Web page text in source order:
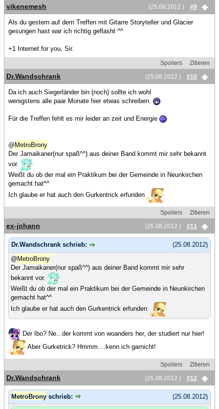
(25.08.2012 ) #9
vikenemesh
Als du gestern auf dem Treffen mit Gitarre Storyteller und Glacier
gesungen hast war ich richtig geflasht ^^
+1 Internet for you, Sir.
Spoilers
Zitieren
(25.08.2012 )
#10
Dr.Wandschrank
Da ich auch Siegerländer bin (noch) sollte ich wohl
wenigstens alle paar Monate hier etwas schreiben.
Für die Treffen fehlt es mir leider an zeit und Energie
@ MetroBrony
Der Jamaikaner(nur spaß^^) aus deiner Band kommt mir sehr bekannt
vor.
Weißt du ob der mal ein Praktikum bei der Gemeinde in Neunkirchen
gemacht hat^^
Ich glaube er hat auch den Gurkentrick erfunden
Spoilers
Zitieren
(25.08.2012 )
#11
ex-johann
(25.08.2012)
Dr.Wandschrank schrieb:
@MetroBrony
Der Jamaikaner(nur spaß^^) aus deiner Band kommt mir sehr
bekannt vor.
Weißt du ob der mal ein Praktikum bei der Gemeinde in Neunkirchen
gemacht hat^^
Ich glaube er hat auch den Gurkentrick erfunden
Der Ibo? Ne...der kommt von woanders her, der studiert nur hier!
Aber Gurketrick? Hmmm....kenn ich garnicht!
Spoilers
Zitieren
(25.08.2012 )
#12
Dr.Wandschrank
(25.08.2012)
MetroBrony schrieb: